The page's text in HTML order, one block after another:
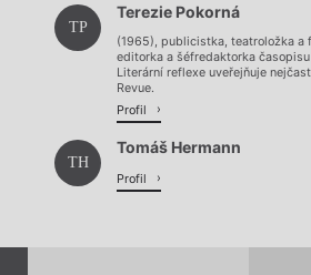
TP
Terezie Pokorná
(1965), publicistka, teatroložka a
editorka a šéfredaktorka časopisu
Literární reflexe uveřejňuje
Revue.
Profil
TH
Tomáš Hermann
Profil